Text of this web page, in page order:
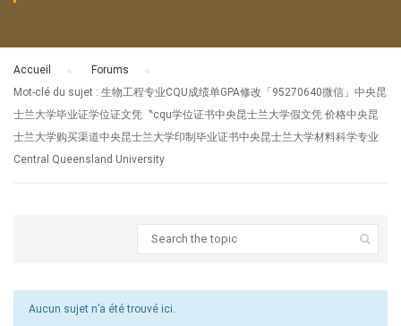
Accueil Forums
Mot-clé du sujet : 生物工程专业CQU成绩单GPA修改「95270640微信」中央昆
士兰大学毕业证学位证文凭〝cqu学位证书中央昆士兰大学假文凭 价格中央昆
士兰大学购买渠道中央昆士兰大学印制毕业证书中央昆士兰大学材料科学专业
Central Queensland University
Aucun sujet n’a été trouvé ici.